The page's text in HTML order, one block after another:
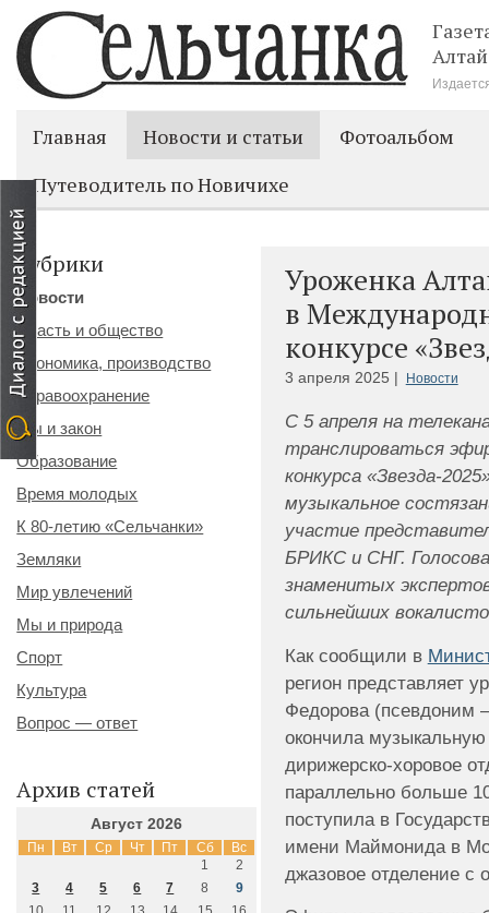
Главная Новости и статьи
Фотоальбом
Путеводитель по Новичихе
Уроженка
в
конкурсе
3 апреля 2025 | Новости
С 5 апреля на
транслироваться
конкурса «Звезда-
музыкальное
участие
БРИКС и СНГ.
знаменитых
сильнейших
Как сообщили в
регион представляет
Федорова
окончила
дирижерско-хоровое
параллельно больше
поступила в
имени Маймонида в
джазовое отделение с
Рубрики
Новости
Власть и общество
Экономика, производство
Здравоохранение
Мы и закон
Образование
Время молодых
К 80-летию «Сельчанки»
Земляки
Мир увлечений
Мы и природа
Спорт
Культура
Вопрос — ответ
Архив статей
Август 2026
Пн Вт Ср Чт Пт Сб Вс
1
2
3
4 5 6 7 8
9